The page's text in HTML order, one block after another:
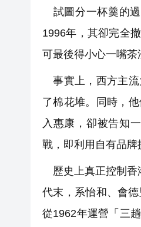
試圖分一杯羹的過
1996年，其卻完全
可最後得小心一嘴茶
事實上，西方主流
了棉花堆。同時，
入惠康，卻被告知
戰，即利用自有品牌
歷史上真正控制香
代末，系怡和、會
從1962年運營「三